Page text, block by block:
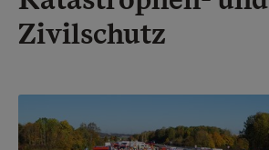
Zivilschutz